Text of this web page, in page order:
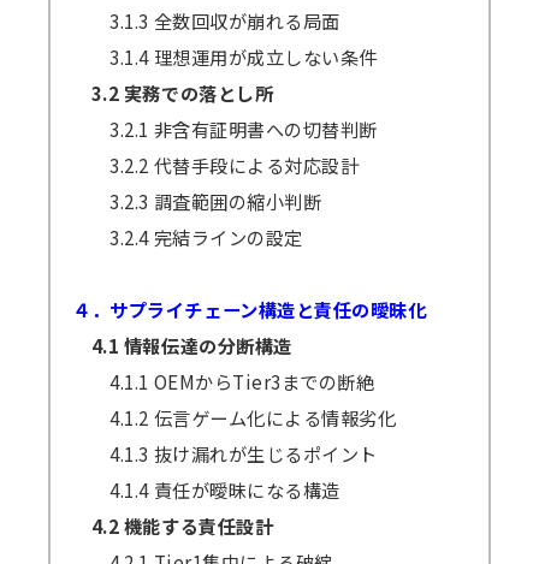
3.1.3 全数回収が崩れる局面
3.1.4 理想運用が成立しない条件
3.2 実務での落とし所
3.2.1 非含有証明書への切替判断
3.2.2 代替手段による対応設計
3.2.3 調査範囲の縮小判断
3.2.4 完結ラインの設定
４．サプライチェーン構造と責任の曖昧化
4.1 情報伝達の分断構造
4.1.1 OEMからTier3までの断絶
4.1.2 伝言ゲーム化による情報劣化
4.1.3 抜け漏れが生じるポイント
4.1.4 責任が曖昧になる構造
4.2 機能する責任設計